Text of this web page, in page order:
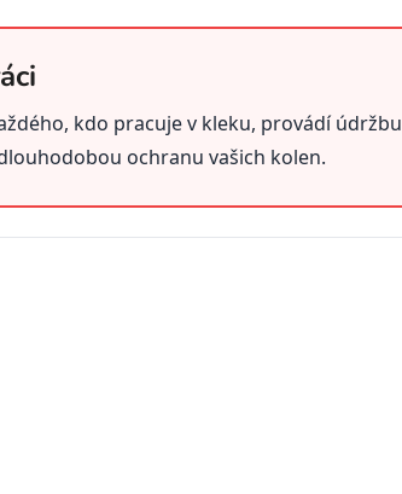
kdo pracuje v kleku, provádí údržbu
ochranu vašich kolen.